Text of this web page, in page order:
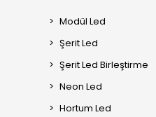
Modül Led
Şerit Led
Şerit Led Birleştirme
Neon Led
Hortum Led